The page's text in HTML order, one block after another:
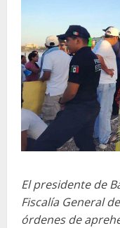
El presidente de
Fiscalía General
órdenes de